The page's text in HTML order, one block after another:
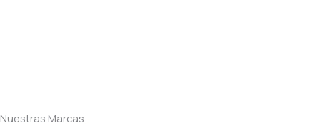
Nuestras Marcas